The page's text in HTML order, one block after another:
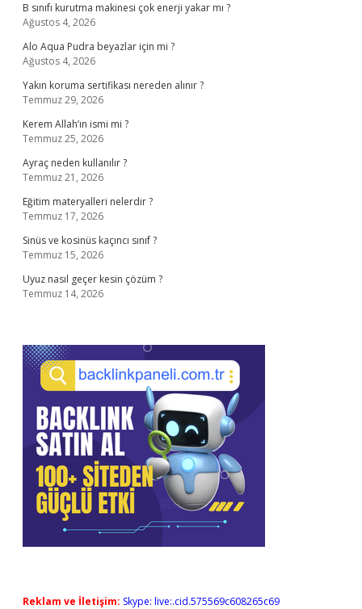
B sınıfı kurutma makinesi çok enerji yakar mı ?
Ağustos 4, 2026
Alo Aqua Pudra beyazlar için mi ?
Ağustos 4, 2026
Yakın koruma sertifikası nereden alınır ?
Temmuz 29, 2026
Kerem Allah’ın ismi mi ?
Temmuz 25, 2026
Ayraç neden kullanılır ?
Temmuz 21, 2026
Eğitim materyalleri nelerdir ?
Temmuz 17, 2026
Sinüs ve kosinüs kaçıncı sınıf ?
Temmuz 15, 2026
Uyuz nasıl geçer kesin çözüm ?
Temmuz 14, 2026
Reklam ve İletişim: Skype: live:.cid.575569c608265c69